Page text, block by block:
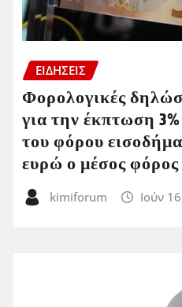
ΕΙΔΗΣΕΙΣ
Φορολογικές
για την έκπτωση
του φόρου
ευρώ ο μέσος φόρος
kimiforum Ιούν